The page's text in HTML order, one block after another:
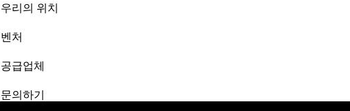
우리의 위치
벤처
공급업체
문의하기